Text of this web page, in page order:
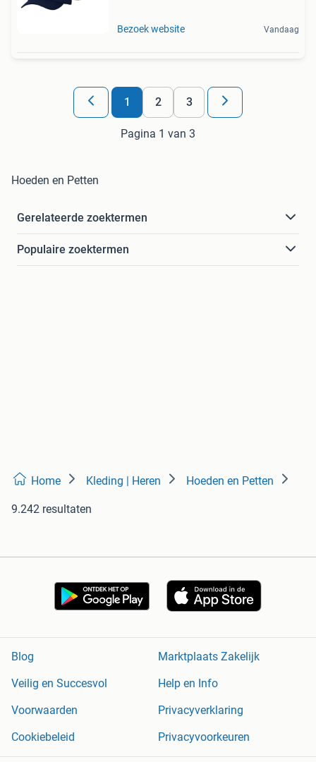
Bezoek website Vandaag
1 2 3
Pagina 1 van 3
Hoeden en Petten
Gerelateerde zoektermen
Populaire zoektermen
Home Kleding | Heren Hoeden en Petten
9.242 resultaten
Blog
Marktplaats Zakelijk
Veilig en Succesvol
Help en Info
Voorwaarden
Privacyverklaring
Cookiebeleid
Privacyvoorkeuren